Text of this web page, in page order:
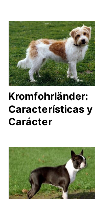
Kromfohrländer:
Características y
Carácter